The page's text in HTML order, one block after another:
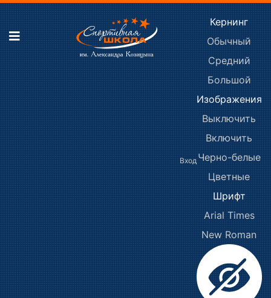
Кернинг
Обычный
Средний
Большой
Изображения
Выключить
Включить
Черно-белые
Цветные
Шрифт
Arial Times
New Roman
Вход